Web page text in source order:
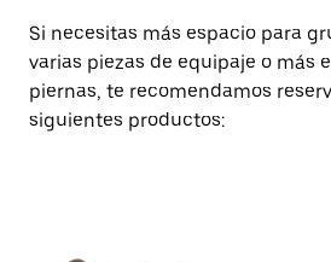
Si necesitas más espacio para
varias piezas de equipaje o más
piernas, te recomendamos
siguientes productos: